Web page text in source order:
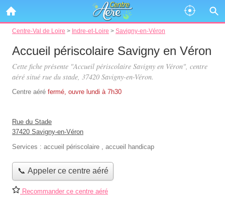
Centre-Val de Loire > Indre-et-Loire > Savigny-en-Véron
Accueil périscolaire Savigny en Véron
Cette fiche présente "Accueil périscolaire Savigny en Véron", centre
aéré situé rue du stade, 37420 Savigny-en-Véron.
Centre aéré fermé, ouvre lundi à 7h30
Rue du Stade
37420 Savigny-en-Véron
Services : accueil périscolaire , accueil handicap
📞 Appeler ce centre aéré
Recommander ce centre aéré